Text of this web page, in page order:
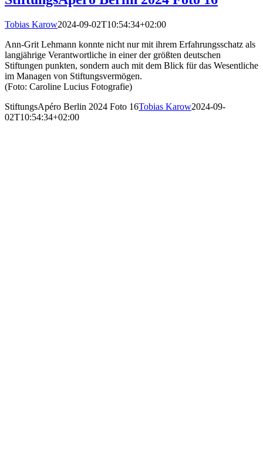
Tobias Karow2024-09-02T10:54:34+02:00
Ann-Grit Lehmann konnte nicht nur mit ihrem Erfahrungsschatz als
langjährige Verantwortliche in einer der größten deutschen
Stiftungen punkten, sondern auch mit dem Blick für das Wesentliche
im Managen von Stiftungsvermögen.
(Foto: Caroline Lucius Fotografie)
StiftungsApéro Berlin 2024 Foto 16Tobias Karow2024-09-
02T10:54:34+02:00